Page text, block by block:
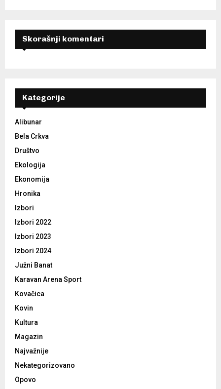
Skorašnji komentari
Kategorije
Alibunar
Bela Crkva
Društvo
Ekologija
Ekonomija
Hronika
Izbori
Izbori 2022
Izbori 2023
Izbori 2024
Južni Banat
Karavan Arena Sport
Kovačica
Kovin
Kultura
Magazin
Najvažnije
Nekategorizovano
Opovo